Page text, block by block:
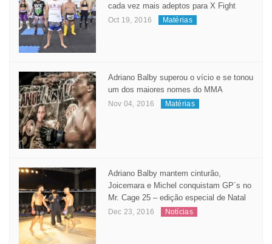
cada vez mais adeptos para X Fight
Oct 19, 2016 Matérias
Adriano Balby superou o vício e se tonou
um dos maiores nomes do MMA
Nov 04, 2016 Matérias
Adriano Balby mantem cinturão,
Joicemara e Michel conquistam GP´s no
Mr. Cage 25 – edição especial de Natal
Dec 23, 2016 Notícias